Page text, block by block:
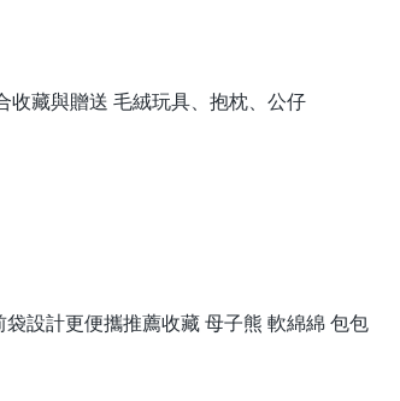
收藏與贈送 毛絨玩具、抱枕、公仔
設計更便攜推薦收藏 母子熊 軟綿綿 包包